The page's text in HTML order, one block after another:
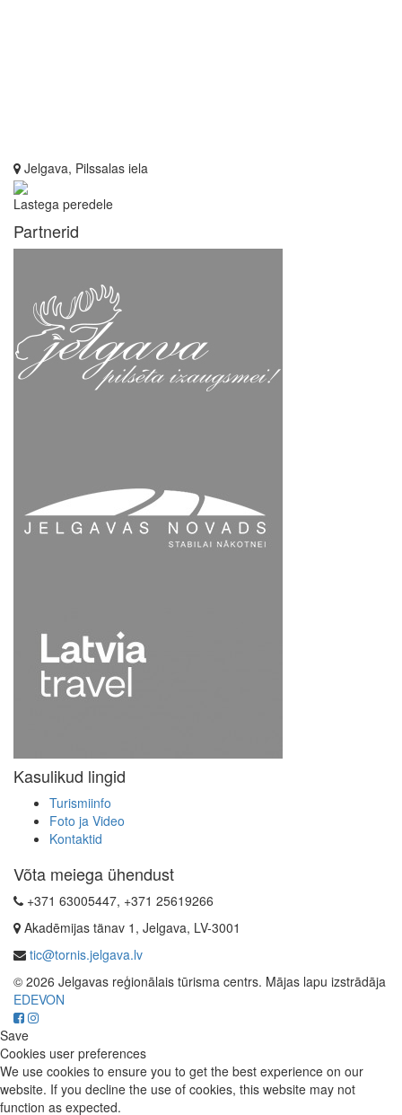
Jelgava, Pilssalas iela
Lastega peredele
Partnerid
Kasulikud lingid
Turismiinfo
Foto ja Video
Kontaktid
Võta meiega ühendust
+371 63005447, +371 25619266
Akadēmijas tänav 1, Jelgava, LV-3001
tic@tornis.jelgava.lv
© 2026 Jelgavas reģionālais tūrisma centrs. Mājas lapu izstrādāja
EDEVON
Save
Cookies user preferences
We use cookies to ensure you to get the best experience on our
website. If you decline the use of cookies, this website may not
function as expected.